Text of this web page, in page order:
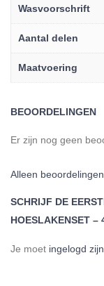
Wasvoorschrift
Aantal delen
Maatvoering
BEOORDELINGEN
Er zijn nog geen
Alleen
SCHRIJF DE
HOESLAKENSET –
Je moet ingelogd zijn